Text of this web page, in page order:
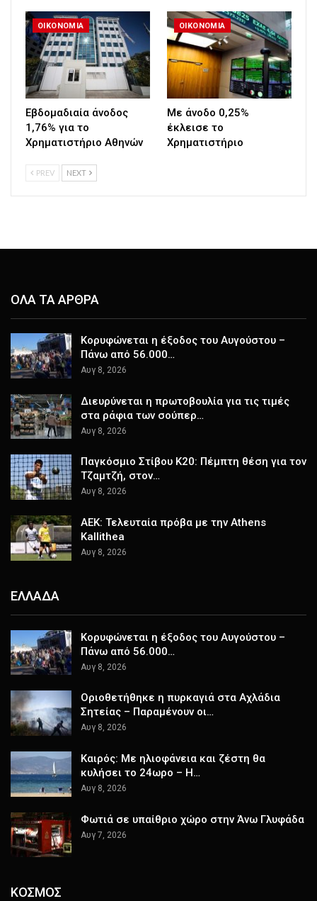
ΟΙΚΟΝΟΜΙΑ
Εβδομαδιαία άνοδος
1,76% για το
Χρηματιστήριο Αθηνών
ΟΙΚΟΝΟΜΙΑ
Με άνοδο 0,25%
έκλεισε το
Χρηματιστήριο
PREV NEXT
ΟΛΑ ΤΑ ΑΡΘΡΑ
Κορυφώνεται η έξοδος του Αυγούστου –
Πάνω από 56.000…
Αυγ 8, 2026
Διευρύνεται η πρωτοβουλία για τις τιμές
στα ράφια των σούπερ…
Αυγ 8, 2026
Παγκόσμιο Στίβου Κ20: Πέμπτη θέση για τον
Τζαμτζή, στον…
Αυγ 8, 2026
ΑΕΚ: Τελευταία πρόβα με την Athens
Kallithea
Αυγ 8, 2026
ΕΛΛΑΔΑ
Κορυφώνεται η έξοδος του Αυγούστου –
Πάνω από 56.000…
Αυγ 8, 2026
Οριοθετήθηκε η πυρκαγιά στα Αχλάδια
Σητείας – Παραμένουν οι…
Αυγ 8, 2026
Καιρός: Με ηλιοφάνεια και ζέστη θα
κυλήσει το 24ωρο – Η…
Αυγ 8, 2026
Φωτιά σε υπαίθριο χώρο στην Άνω Γλυφάδα
Αυγ 7, 2026
ΚΟΣΜΟΣ